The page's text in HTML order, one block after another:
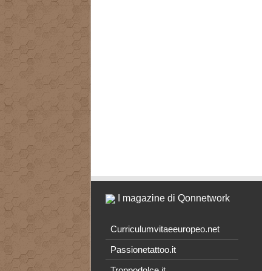
I magazine di Qonnetwork
Curriculumvitaeeuropeo.net
Passionetattoo.it